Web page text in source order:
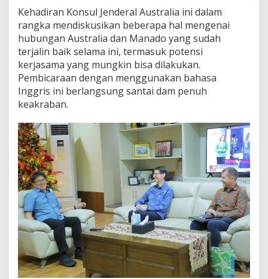
Kehadiran Konsul Jenderal Australia ini dalam
rangka mendiskusikan beberapa hal mengenai
hubungan Australia dan Manado yang sudah
terjalin baik selama ini, termasuk potensi
kerjasama yang mungkin bisa dilakukan.
Pembicaraan dengan menggunakan bahasa
Inggris ini berlangsung santai dam penuh
keakraban.